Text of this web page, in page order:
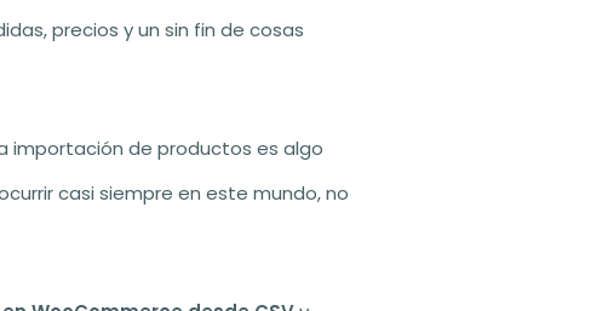
precios y un sin fin de cosas
importación de productos es algo
casi siempre en este mundo, no